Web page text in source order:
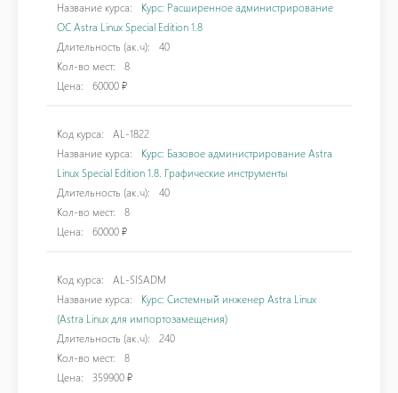
Название курса:
Курс: Расширенное администрирование
ОС Astra Linux Special Edition 1.8
Длительность (ак.ч):
40
Кол-во мест:
8
Цена:
60000 ₽
Код курса:
AL-1822
Название курса:
Курс: Базовое администрирование Astra
Linux Special Edition 1.8. Графические инструменты
Длительность (ак.ч):
40
Кол-во мест:
8
Цена:
60000 ₽
Код курса:
AL-SISADM
Название курса:
Курс: Системный инженер Astra Linux
(Astra Linux для импортозамещения)
Длительность (ак.ч):
240
Кол-во мест:
8
Цена:
359900 ₽